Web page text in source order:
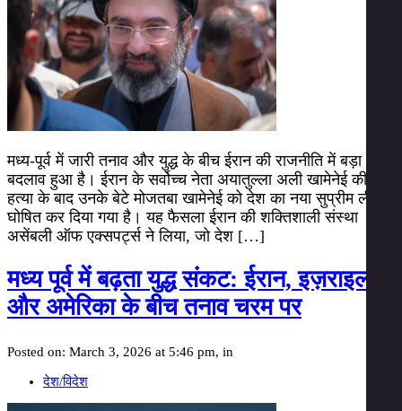
मध्य-पूर्व में जारी तनाव और युद्ध के बीच ईरान की राजनीति में बड़ा
बदलाव हुआ है। ईरान के सर्वोच्च नेता अयातुल्ला अली खामेनेई की
हत्या के बाद उनके बेटे मोजतबा खामेनेई को देश का नया सुप्रीम लीडर
घोषित कर दिया गया है। यह फैसला ईरान की शक्तिशाली संस्था
असेंबली ऑफ एक्सपर्ट्स ने लिया, जो देश […]
मध्य पूर्व में बढ़ता युद्ध संकट: ईरान, इज़राइल
और अमेरिका के बीच तनाव चरम पर
Posted on: March 3, 2026 at 5:46 pm, in
देश/विदेश